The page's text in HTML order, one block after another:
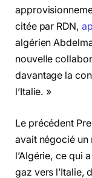
citée par RDN,
algérien
nouvelle
davantage la
l’Italie. »
Le précédent
avait négocié
l’Algérie, ce qui
gaz vers l’Italie,